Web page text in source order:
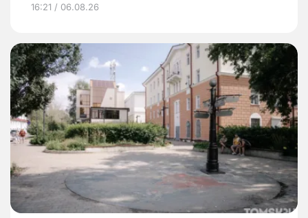
16:21 / 06.08.26